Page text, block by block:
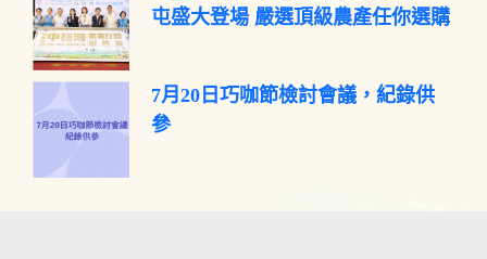
屯盛大登場 嚴選頂級農產任你選購
7月20日巧咖節檢討會議，紀錄供
參